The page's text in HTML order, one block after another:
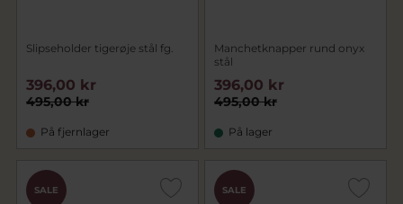
Slipseholder tigerøje stål fg.
495,00 kr
396,00 kr
På fjernlager
Manchetknapper rund onyx
stål
495,00 kr
396,00 kr
På lager
SALE SALE